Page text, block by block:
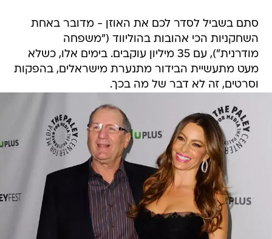
סתם בשביל לסדר לכם את האוזן - מדובר באחת
השחקניות הכי אהובות בהוליווד ("משפחה
מודרנית"), עם 35 מיליון עוקבים. בימים אלו, כשלא
מעט מתעשיית הבידור מתנערת מישראלים, בהפקות
וסרטים, זה לא דבר של מה בכך.